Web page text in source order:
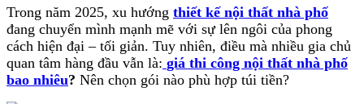
Trong năm 2025, xu hướng thiết kế nội thất nhà phố
đang chuyển mình mạnh mẽ với sự lên ngôi của phong
cách hiện đại – tối giản. Tuy nhiên, điều mà nhiều gia chủ
quan tâm hàng đầu vẫn là: giá thi công nội thất nhà phố
bao nhiêu? Nên chọn gói nào phù hợp túi tiền?